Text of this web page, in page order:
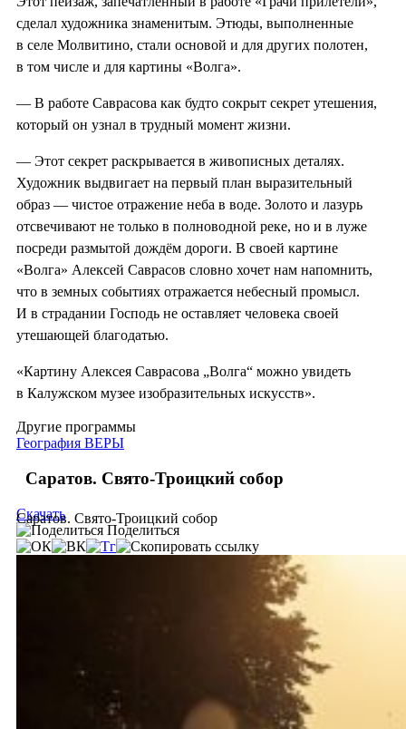
сделал художника знаменитым. Этюды, выполненные
в селе Молвитино, стали основой и для других полотен,
в том числе и для картины «Волга».
— В работе Саврасова как будто сокрыт секрет утешения,
который он узнал в трудный момент жизни.
— Этот секрет раскрывается в живописных деталях.
Художник выдвигает на первый план выразительный
образ — чистое отражение неба в воде. Золото и лазурь
отсвечивают не только в полноводной реке, но и в луже
посреди размытой дождём дороги. В своей картине
«Волга» Алексей Саврасов словно хочет нам напомнить,
что в земных событиях отражается небесный промысл.
И в страдании Господь не оставляет человека своей
утешающей благодатью.
«Картину Алексея Саврасова „Волга“ можно увидеть
в Калужском музее изобразительных искусств».
Другие программы
География ВЕРЫ
Саратов. Свято-Троицкий собор
Саратов. Свято-Троицкий собор
Скачать
Поделиться